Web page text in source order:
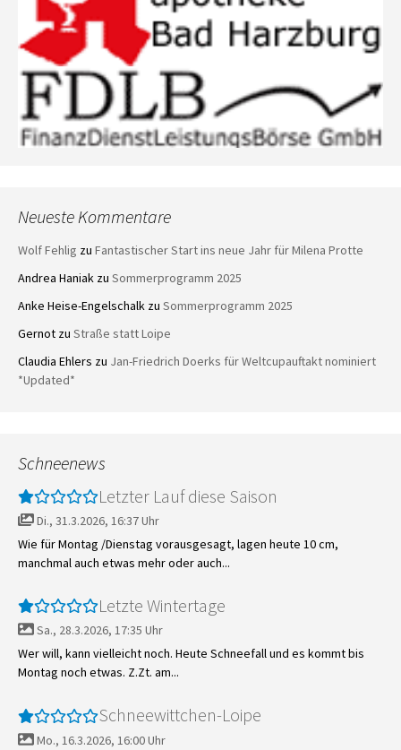
Neueste Kommentare
Wolf Fehlig zu Fantastischer Start ins neue Jahr für Milena Protte
Andrea Haniak zu Sommerprogramm 2025
Anke Heise-Engelschalk zu Sommerprogramm 2025
Gernot zu Straße statt Loipe
Claudia Ehlers zu Jan-Friedrich Doerks für Weltcupauftakt nominiert
*Updated*
Schneenews
Letzter Lauf diese Saison
Di., 31.3.2026, 16:37 Uhr
Wie für Montag /Dienstag vorausgesagt, lagen heute 10 cm,
manchmal auch etwas mehr oder auch...
Letzte Wintertage
Sa., 28.3.2026, 17:35 Uhr
Wer will, kann vielleicht noch. Heute Schneefall und es kommt bis
Montag noch etwas. Z.Zt. am...
Schneewittchen-Loipe
Mo., 16.3.2026, 16:00 Uhr